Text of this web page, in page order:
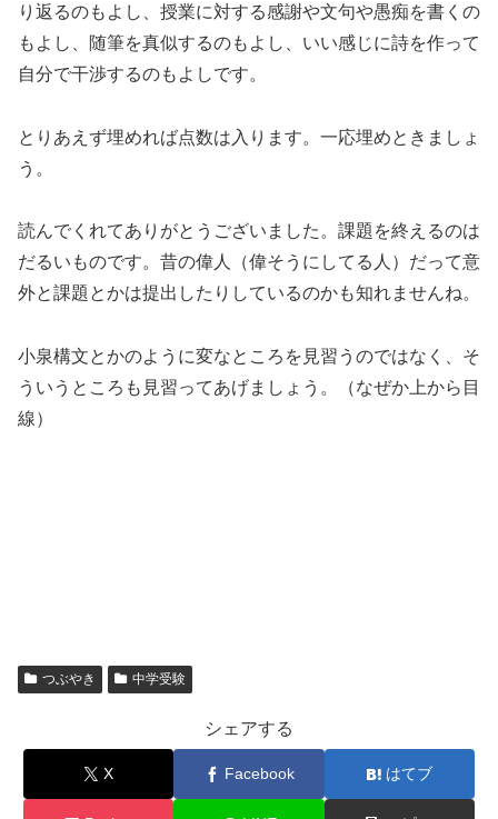
り返るのもよし、授業に対する感謝や文句や愚痴を書くの
もよし、随筆を真似するのもよし、いい感じに詩を作って
自分で干渉するのもよしです。
とりあえず埋めれば点数は入ります。一応埋めときましょ
う。
読んでくれてありがとうございました。課題を終えるのは
だるいものです。昔の偉人（偉そうにしてる人）だって意
外と課題とかは提出したりしているのかも知れませんね。
小泉構文とかのように変なところを見習うのではなく、そ
ういうところも見習ってあげましょう。（なぜか上から目
線）
つぶやき 中学受験
シェアする
X Facebook はてブ